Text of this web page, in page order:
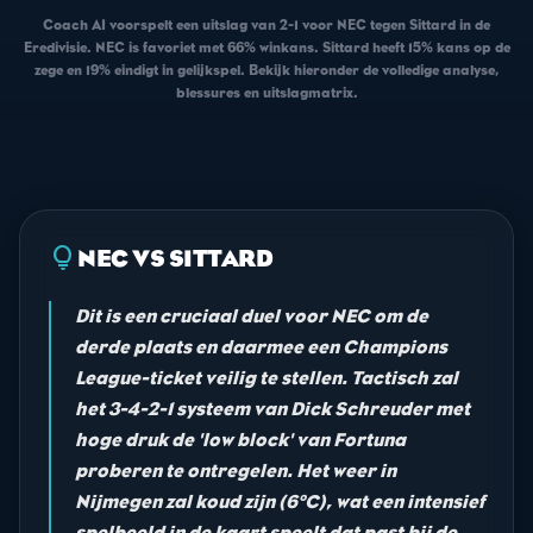
Coach AI voorspelt een uitslag van 2-1 voor NEC tegen Sittard in de
Eredivisie. NEC is favoriet met 66% winkans. Sittard heeft 15% kans op de
zege en 19% eindigt in gelijkspel. Bekijk hieronder de volledige analyse,
blessures en uitslagmatrix.
lightbulb NEC VS SITTARD
Dit is een cruciaal duel voor NEC om de
derde plaats en daarmee een Champions
League-ticket veilig te stellen. Tactisch zal
het 3-4-2-1 systeem van Dick Schreuder met
hoge druk de 'low block' van Fortuna
proberen te ontregelen. Het weer in
Nijmegen zal koud zijn (6°C), wat een intensief